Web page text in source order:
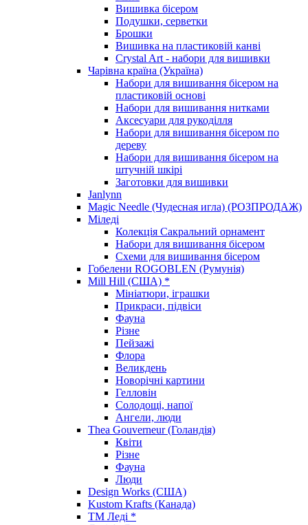
Вишивка бісером
Подушки, серветки
Брошки
Вишивка на пластиковій канві
Crystal Art - набори для вишивки
Чарівна країна (Україна)
Набори для вишивання бісером на
пластиковій основі
Набори для вишивання нитками
Аксесуари для рукоділля
Набори для вишивання бісером по
дереву
Набори для вишивання бісером на
штучній шкірі
Заготовки для вишивки
Janlynn
Magic Needle (Чудесная игла) (РОЗПРОДАЖ)
Міледі
Колекція Сакральний орнамент
Набори для вишивання бісером
Схеми для вишивання бісером
Гобелени ROGOBLEN (Румунія)
Mill Hill (США) *
Мініатюри, іграшки
Прикраси, підвіси
Фауна
Різне
Пейзажі
Флора
Великдень
Новорічні картини
Гелловін
Солодощі, напої
Ангели, люди
Thea Gouverneur (Голандія)
Квіти
Різне
Фауна
Люди
Design Works (США)
Kustom Krafts (Канада)
ТМ Леді *